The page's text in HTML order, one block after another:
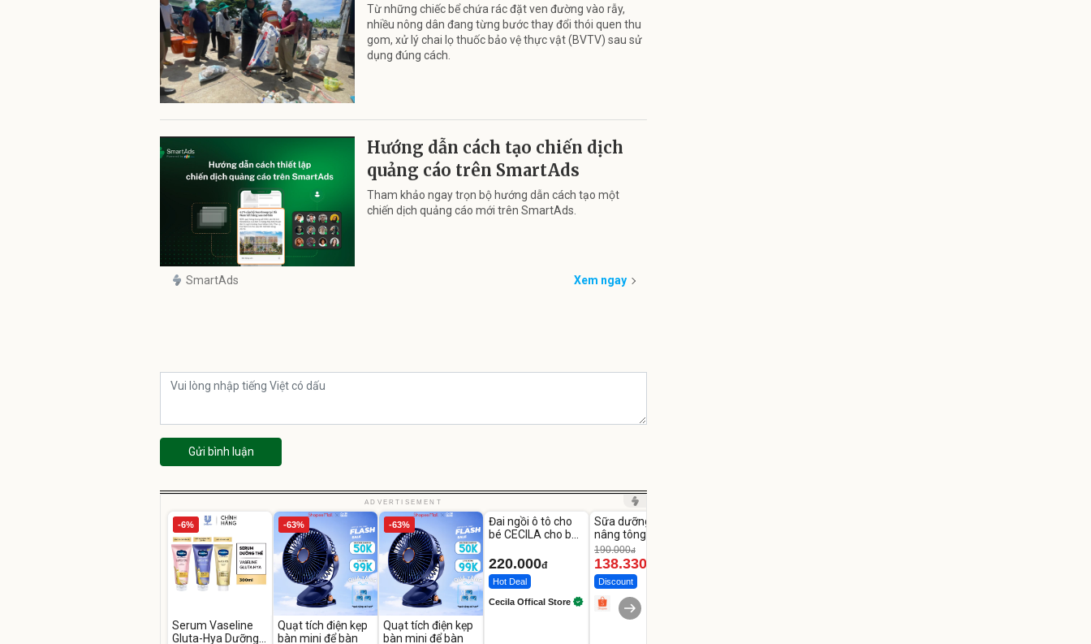
Từ những chiếc bể chứa rác đặt ven đường vào rẫy,
nhiều nông dân đang từng bước thay đổi thói quen thu
gom, xử lý chai lọ thuốc bảo vệ thực vật (BVTV) sau sử
dụng đúng cách.
Hướng dẫn cách tạo chiến dịch
quảng cáo trên SmartAds
Tham khảo ngay trọn bộ hướng dẫn cách tạo một
chiến dịch quảng cáo mới trên SmartAds.
SmartAds Xem ngay
Gửi bình luận
ADVERTISEMENT
-6%
Serum Vaseline
Gluta-Hya Dưỡng
-63%
Quạt tích điện kẹp
bàn mini để bàn
-63%
Quạt tích điện kẹp
bàn mini để bàn
Đai ngồi ô tô cho
bé CECILA cho bé
220.000đ
Hot Deal
Cecila Offical Store
-27%
Unmute
Sữa dưỡng thể
nâng tông tức thì
Vaseline Body
190.000đ
138.330
Discount